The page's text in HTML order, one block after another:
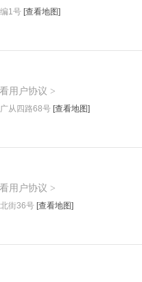
1号 [查看地图]
看用户协议 >
从四路68号 [查看地图]
看用户协议 >
街36号 [查看地图]